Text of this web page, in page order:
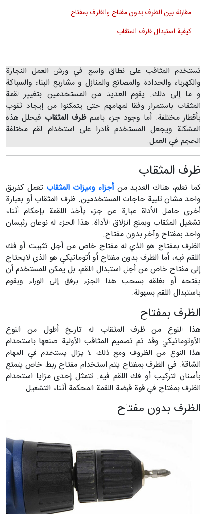
مقارنة بين الظرف بدون مفتاح والظرف بمفتاح
كيفية استبدال ظرف المثقاب
تستخدم المثاقب على نطاق واسع في ورش العمل النجارة
والكهرباء والحدادة والمصانع والمنازل و مشاريع البناء والسباكة
و ما إلى ذلك. يقوم العديد من المستخدمين بتغيير لقمة
المثقاب باستمرار وفقا لمهامهم حتى يتمكنوا من إيجاد ثقوب
بأقطار مختلفة. أما وجود جزء باسمظرف المثقاب فيحلل هذه
المشكلة ويجعل المستخدم قادرا على استخدام لقم مختلفة
الحجم في العمل.
ظرف المثقاب
كما نعلم، هناك العديد منأجزاء وميزات المثقاب تعمل كفريق
واحد مشان تلبية حاجات المستخدمين. ظرف المثقاب أو بعبارة
أخرى حامل الأداة عبارة عن جزء يأخذ اللقمة بإحكام أثناء
تشغيل المثقاب ويمنع انزلاق الأداة. هذا الجزء له نوعان رئيسان
واحد بمفتاح وآخر بدون مفتاح.
الظرف بمفتاح هو الذي له مفتاح خاص من أجل تثبيت أو فك
اللقم فيه، أما الظرف بدون مفتاح أو أتوماتيكي هو الذي لايحتاج
إلى مفتاح خاص من أجل استبدال اللقم، بل يمكن للمستخدم أن
يفتحه أو يغلقه بسحب هذا الجزء برفق إلى الوراء ويقوم
باستبدال اللقم بسهولة.
الظرف بمفتاح
هذا النوع من ظرف المثقاب له تاريخ أطول من النوع
الأوتوماتيكي وقد تم تصميم المثاقب الأولية صنعها باستخدام
هذا النوع من الظروف ومع ذلك لا يزال يستخدم في المهام
الشاقة. في الظرف بمفتاح يتم استخدام مفتاح ربط خاص يتمتع
بأسنان لتركيب أو فك اللقم فيه. تتمثل إحدى مزايا استخدام
الظرف بمفتاح في قوة قبضة اللقمة المحكمة أثناء التشغيل.
الظرف بدون مفتاح